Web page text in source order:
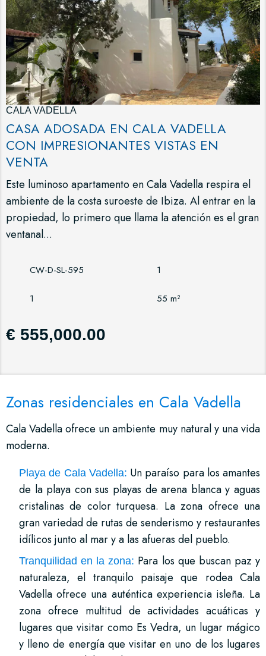
CALA VADELLA
CASA ADOSADA EN CALA VADELLA
CON IMPRESIONANTES VISTAS EN
VENTA
Este luminoso apartamento en Cala Vadella respira el
ambiente de la costa suroeste de Ibiza. Al entrar en la
propiedad, lo primero que llama la atención es el gran
ventanal...
CW-D-SL-595 1
1 55 m²
€ 555,000.00
Zonas residenciales en Cala Vadella
Cala Vadella ofrece un ambiente muy natural y una vida
moderna.
Playa de Cala Vadella: Un paraíso para los amantes
de la playa con sus playas de arena blanca y aguas
cristalinas de color turquesa. La zona ofrece una
gran variedad de rutas de senderismo y restaurantes
idílicos junto al mar y a las afueras del pueblo.
Tranquilidad en la zona: Para los que buscan paz y
naturaleza, el tranquilo paisaje que rodea Cala
Vadella ofrece una auténtica experiencia isleña. La
zona ofrece multitud de actividades acuáticas y
lugares que visitar como Es Vedra, un lugar mágico
y lleno de energía que visitar en uno de los lugares